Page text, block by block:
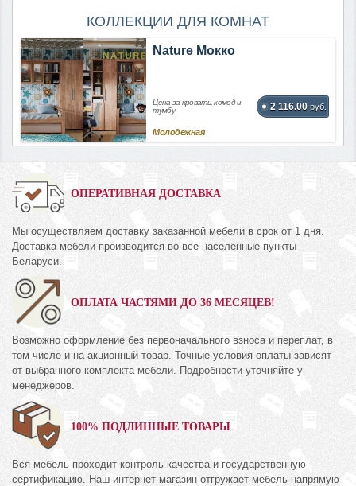
КОЛЛЕКЦИИ ДЛЯ КОМНАТ
Nature Мокко
Цена за кровать, комод и
тумбу
2 116.00 руб.
Молодежная
ОПЕРАТИВНАЯ ДОСТАВКА
Мы осуществляем доставку заказанной мебели в срок от 1 дня.
Доставка мебели производится во все населенные пункты
Беларуси.
ОПЛАТА ЧАСТЯМИ ДО 36 МЕСЯЦЕВ!
Возможно оформление без первоначального взноса и переплат, в
том числе и на акционный товар. Точные условия оплаты зависят
от выбранного комплекта мебели. Подробности уточняйте у
менеджеров.
100% ПОДЛИННЫЕ ТОВАРЫ
Вся мебель проходит контроль качества и государственную
сертификацию. Наш интернет-магазин отгружает мебель напрямую